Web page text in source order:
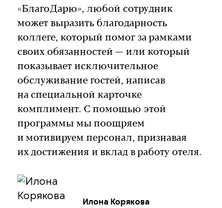
«БлагоДарю», любой сотрудник
может выразить благодарность
коллеге, который помог за рамками
своих обязанностей — или который
показывает исключительное
обслуживание гостей, написав
на специальной карточке
комплимент. С помощью этой
программы мы поощряем
и мотивируем персонал, признавая
их достижения и вклад в работу отеля.
Илона Корякова